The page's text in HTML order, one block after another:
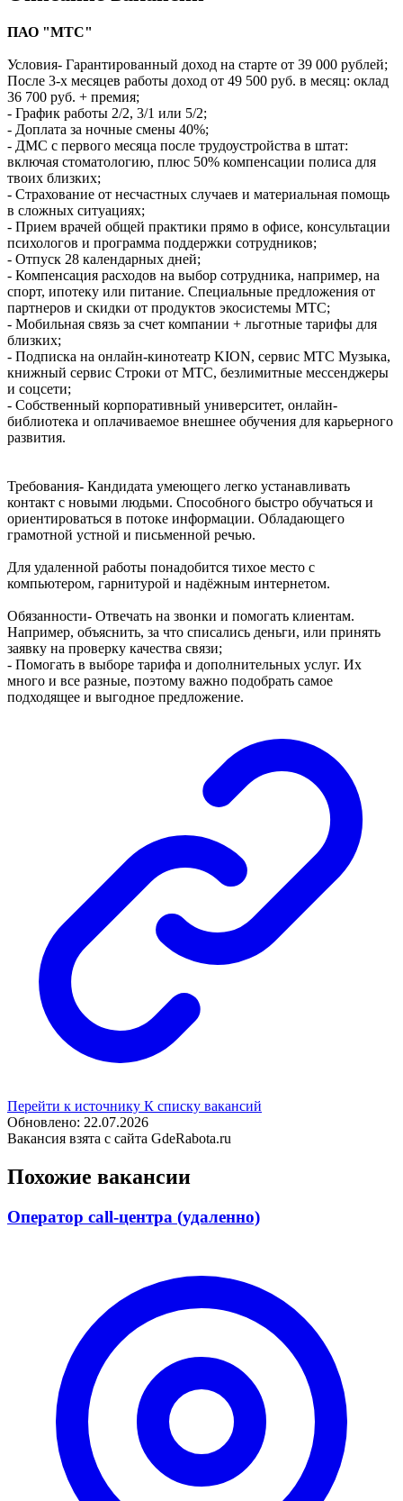
ПАО "МТС"
Условия- Гарантированный доход на старте от 39 000 рублей;
После 3-х месяцев работы доход от 49 500 руб. в месяц: оклад
36 700 руб. + премия;
- График работы 2/2, 3/1 или 5/2;
- Доплата за ночные смены 40%;
- ДМС с первого месяца после трудоустройства в штат:
включая стоматологию, плюс 50% компенсации полиса для
твоих близких;
- Страхование от несчастных случаев и материальная помощь
в сложных ситуациях;
- Прием врачей общей практики прямо в офисе, консультации
психологов и программа поддержки сотрудников;
- Отпуск 28 календарных дней;
- Компенсация расходов на выбор сотрудника, например, на
спорт, ипотеку или питание. Специальные предложения от
партнеров и скидки от продуктов экосистемы МТС;
- Мобильная связь за счет компании + льготные тарифы для
близких;
- Подписка на онлайн-кинотеатр KION, сервис МТС Музыка,
книжный сервис Строки от МТС, безлимитные мессенджеры
и соцсети;
- Собственный корпоративный университет, онлайн-
библиотека и оплачиваемое внешнее обучения для карьерного
развития.
Требования- Кандидата умеющего легко устанавливать
контакт с новыми людьми. Способного быстро обучаться и
ориентироваться в потоке информации. Обладающего
грамотной устной и письменной речью.
Для удаленной работы понадобится тихое место с
компьютером, гарнитурой и надёжным интернетом.
Обязанности- Отвечать на звонки и помогать клиентам.
Например, объяснить, за что списались деньги, или принять
заявку на проверку качества связи;
- Помогать в выборе тарифа и дополнительных услуг. Их
много и все разные, поэтому важно подобрать самое
подходящее и выгодное предложение.
Перейти к источнику К списку вакансий
Обновлено: 22.07.2026
Вакансия взята с сайта GdeRabota.ru
Похожие вакансии
Оператор call-центра (удаленно)